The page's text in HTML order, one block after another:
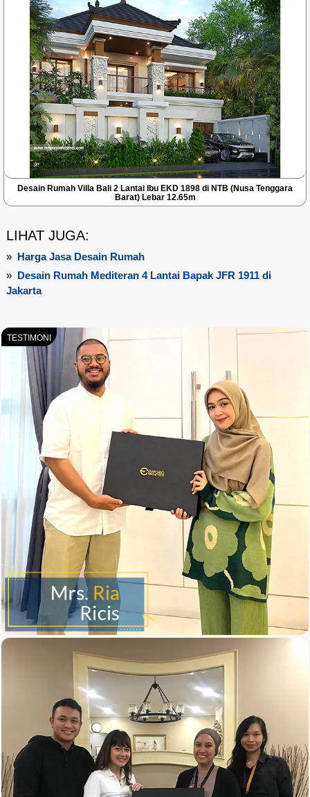
Desain Rumah Villa Bali 2 Lantai Ibu EKD 1898 di NTB (Nusa Tenggara
Barat) Lebar 12.65m
LIHAT JUGA:
» Harga Jasa Desain Rumah
» Desain Rumah Mediteran 4 Lantai Bapak JFR 1911 di
Jakarta
TESTIMONI